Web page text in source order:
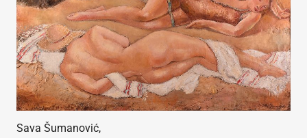
Sava Šumanović,